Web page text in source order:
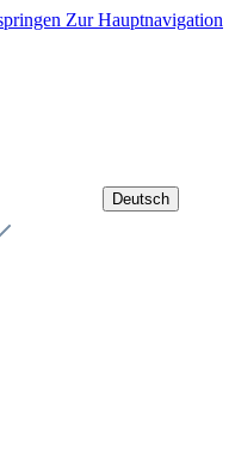
Zur Hauptnavigation
Deutsch